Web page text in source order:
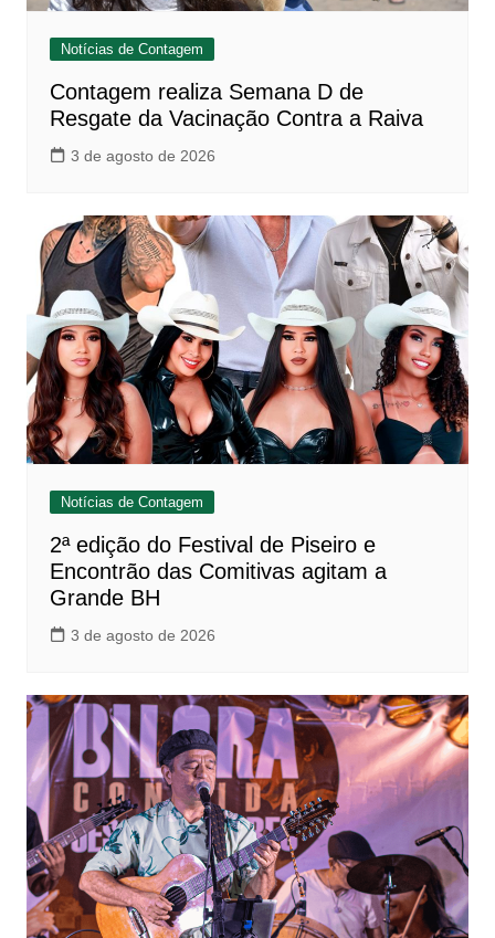
Notícias de Contagem
Contagem realiza Semana D de
Resgate da Vacinação Contra a Raiva
3 de agosto de 2026
Notícias de Contagem
2ª edição do Festival de Piseiro e
Encontrão das Comitivas agitam a
Grande BH
3 de agosto de 2026